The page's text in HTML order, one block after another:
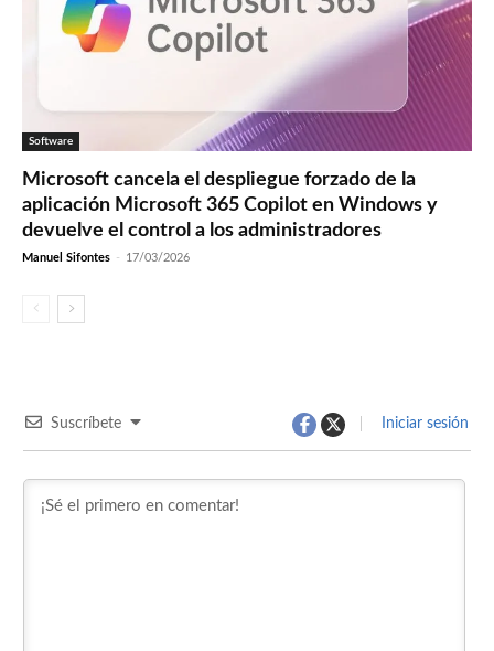
Software
Microsoft cancela el despliegue forzado de la
aplicación Microsoft 365 Copilot en Windows y
devuelve el control a los administradores
Manuel Sifontes - 17/03/2026
Suscríbete Iniciar sesión